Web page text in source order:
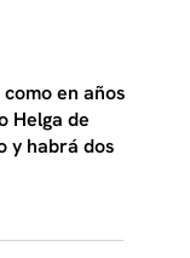
en años
Helga de
y habrá dos